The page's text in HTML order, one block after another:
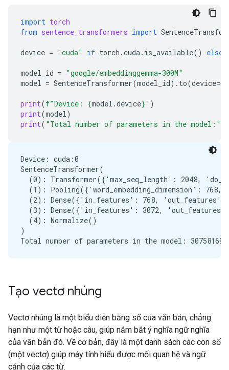
import torch
from sentence_transformers import
device = "cuda" if torch .cuda. is_available() else
model_id = "google/embeddinggemma-300M"
model = SentenceTransformer(model_id) . to(device=
print(f"Device: {model .device}" )
print(model)
print( "Total number of parameters in the model:"
Device: cuda:0
SentenceTransformer(
(0): Transformer({'max_seq_length': 2048,
(1): Pooling({'word_embedding_dimension': 768,
(2): Dense({'in_features': 768,
(3): Dense({'in_features': 3072,
  (4): Normalize()
)
Tạo vectơ nhúng
Vectơ nhúng là một biểu diễn bằng số của văn bản, chẳng
hạn như một từ hoặc câu, giúp nắm bắt ý nghĩa ngữ nghĩa
của văn bản đó. Về cơ bản, đây là một danh sách các con số
(một vectơ) giúp máy tính hiểu được mối quan hệ và ngữ
cảnh của các từ.